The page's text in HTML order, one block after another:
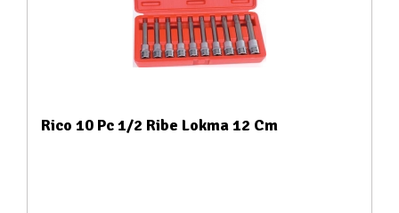
Rico 10 Pc 1/2 Ribe Lokma 12 Cm